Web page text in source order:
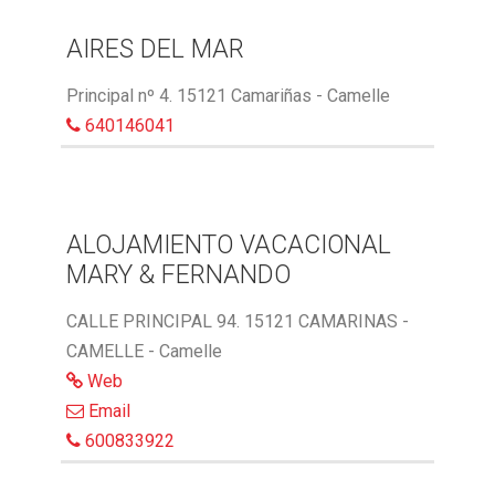
AIRES DEL MAR
Principal nº 4. 15121 Camariñas - Camelle
640146041
ALOJAMIENTO VACACIONAL
MARY & FERNANDO
CALLE PRINCIPAL 94. 15121 CAMARINAS -
CAMELLE - Camelle
Web
Email
600833922